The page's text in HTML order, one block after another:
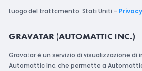
Luogo del trattamento: Stati Uniti –
GRAVATAR (AUTOMATTIC INC.)
Gravatar è un servizio di visualizzazione di
Automattic Inc. che permette a